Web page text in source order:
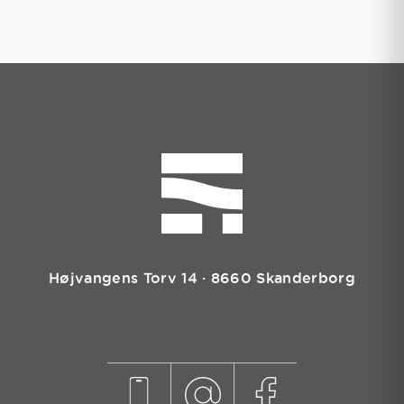
Højvangens Torv 14 · 8660 Skanderborg